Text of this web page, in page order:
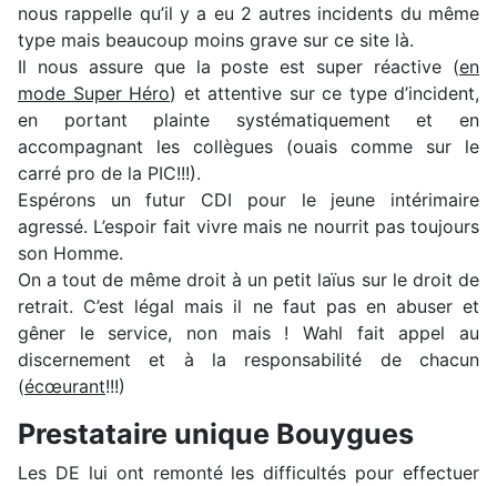
nous rappelle qu’il y a eu 2 autres incidents du même
type mais beaucoup moins grave sur ce site là.
Il nous assure que la poste est super réactive (en
mode Super Héro) et attentive sur ce type d’incident,
en portant plainte systématiquement et en
accompagnant les collègues (ouais comme sur le
carré pro de la PIC!!!).
Espérons un futur CDI pour le jeune intérimaire
agressé. L’espoir fait vivre mais ne nourrit pas toujours
son Homme.
On a tout de même droit à un petit laïus sur le droit de
retrait. C’est légal mais il ne faut pas en abuser et
gêner le service, non mais ! Wahl fait appel au
discernement et à la responsabilité de chacun
(écœurant!!!)
Prestataire unique Bouygues
Les DE lui ont remonté les difficultés pour effectuer